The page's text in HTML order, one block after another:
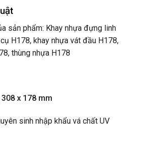
sản phẩm: Khay nhựa đựng linh
H178, khay nhựa vát đầu H178,
thùng nhựa H178
308 x 178 mm
sinh nhập khẩu vá chất UV